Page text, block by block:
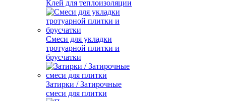
Клей для теплоизоляции
Смеси для укладки
тротуарной плитки и
брусчатки
Затирки / Затирочные
смеси для плитки